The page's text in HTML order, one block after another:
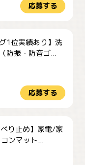
応募する
1位実績あり】洗
防振・防音ゴ...
応募する
べり止め】家電/家
ンマット...